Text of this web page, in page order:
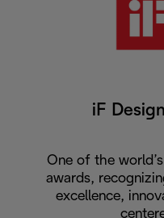
iF
One of the
awards,
excellence,